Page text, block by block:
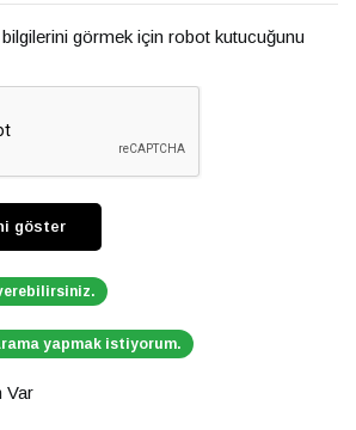
görmek için robot kutucuğunu
yapmak istiyorum.
Var